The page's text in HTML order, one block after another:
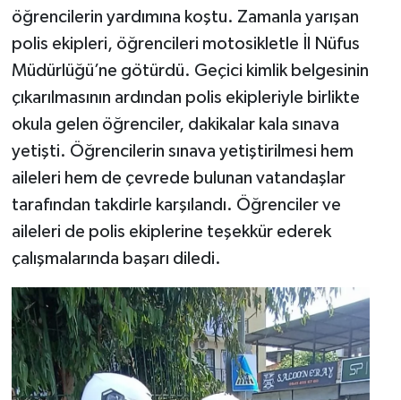
öğrencilerin yardımına koştu. Zamanla yarışan
polis ekipleri, öğrencileri motosikletle İl Nüfus
Müdürlüğü’ne götürdü. Geçici kimlik belgesinin
çıkarılmasının ardından polis ekipleriyle birlikte
okula gelen öğrenciler, dakikalar kala sınava
yetişti. Öğrencilerin sınava yetiştirilmesi hem
aileleri hem de çevrede bulunan vatandaşlar
tarafından takdirle karşılandı. Öğrenciler ve
aileleri de polis ekiplerine teşekkür ederek
çalışmalarında başarı diledi.